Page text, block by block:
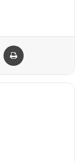
Compartilhar via e-mail